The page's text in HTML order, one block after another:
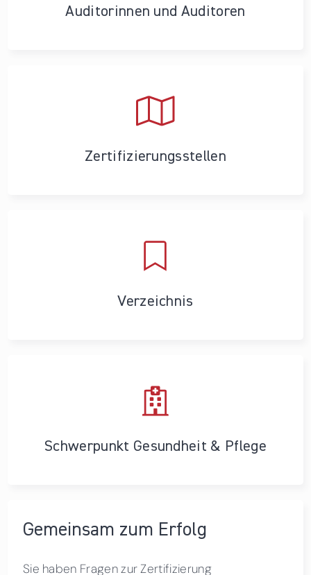
Auditorinnen und Auditoren
Zertifizierungs­stellen
Verzeichnis
Schwerpunkt Gesundheit & Pflege
Gemeinsam zum Erfolg
Sie haben Fragen zur Zertifizierung